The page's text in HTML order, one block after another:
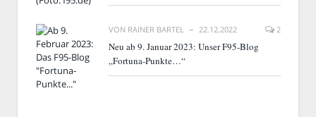
VON RAINER BARTEL 22.12.2022 2
Neu ab 9. Januar 2023: Unser F95-Blog
„Fortuna-Punkte…“